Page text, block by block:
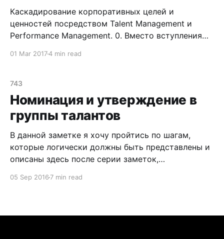
Каскадирование корпоративных целей и
ценностей посредством Talent Management и
Performance Management. 0. Вместо вступления
на различные отделы организационно-штатной
структуры предприятия. Распространяться про
то, что такое корпоративные цели и ценности, а
также про то как это
01 Mar 20174 min read
743
Номинация и утверждение в
группы талантов
В данной заметке я хочу пройтись по шагам,
которые логически должны быть представлены и
описаны здесь после серии заметок,
производительности, потенциала сотрудников.
05 Sep 2016 7 min read